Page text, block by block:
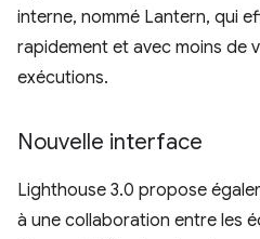
interne, nommé Lantern, qui
rapidement et avec moins de
exécutions.
Nouvelle interface
Lighthouse 3.0 propose
à une collaboration entre les